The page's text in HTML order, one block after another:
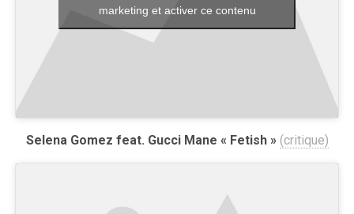
marketing et activer ce contenu
Selena Gomez feat. Gucci Mane « Fetish » (critique)